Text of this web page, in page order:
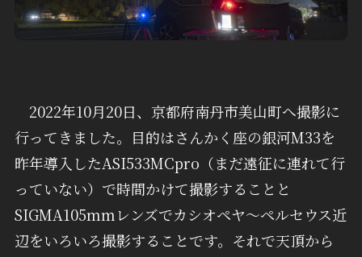
2022年10月20日、京都府南丹市美山町へ撮影に
行ってきました。目的はさんかく座の銀河M33を
昨年導入したASI533MCpro（まだ遠征に連れて行
っていない）で時間かけて撮影することと
SIGMA105mmレンズでカシオペヤ～ペルセウス近
辺をいろいろ撮影することです。それで天頂から